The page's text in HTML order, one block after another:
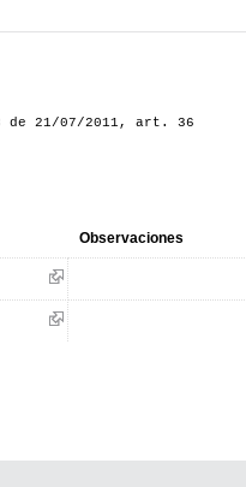
de 21/07/2011, art. 36
Observaciones